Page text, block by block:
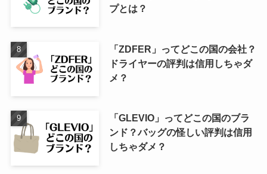
プとは？
「ZDFER」ってどこの国の会社？
ドライヤーの評判は信用しちゃダ
メ？
「GLEVIO」ってどこの国のブラ
ンド？バッグの怪しい評判は信用
しちゃダメ？